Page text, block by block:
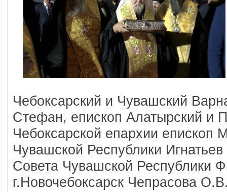
Чебоксарский и Чувашский
Стефан, епископ Алатырский и
Чебоксарской епархии епископ
Чувашской Республики
Совета Чувашской Республики
г.Новочебоксарск Чепрасова